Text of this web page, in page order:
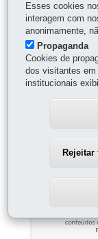
18 de Maio
Esses cookies
interagem com
anonimamente,
Propaganda
Cookies de
dos visitantes
institucionais